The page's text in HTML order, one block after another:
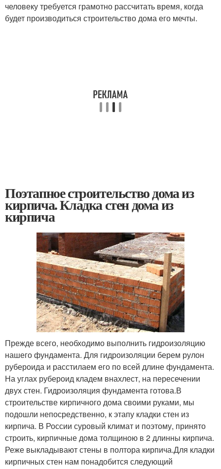
человеку требуется грамотно рассчитать время, когда
будет производиться строительство дома его мечты.
Поэтапное строительство дома из
кирпича. Кладка стен дома из
кирпича
Прежде всего, необходимо выполнить гидроизоляцию
нашего фундамента. Для гидроизоляции берем рулон
рубероида и расстилаем его по всей длине фундамента.
На углах рубероид кладем внахлест, на пересечении
двух стен. Гидроизоляция фундамента готова.В
строительстве кирпичного дома своими руками, мы
подошли непосредственно, к этапу кладки стен из
кирпича. В России суровый климат и поэтому, принято
строить, кирпичные дома толщиною в 2 длинны кирпича.
Реже выкладывают стены в полтора кирпича.Для кладки
кирпичных стен нам понадобится следующий